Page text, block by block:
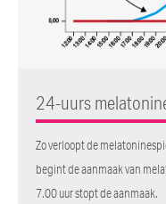
24-uurs
Zo verloopt de
begint de aanmaak van
7.00 uur stopt de aanmaak.